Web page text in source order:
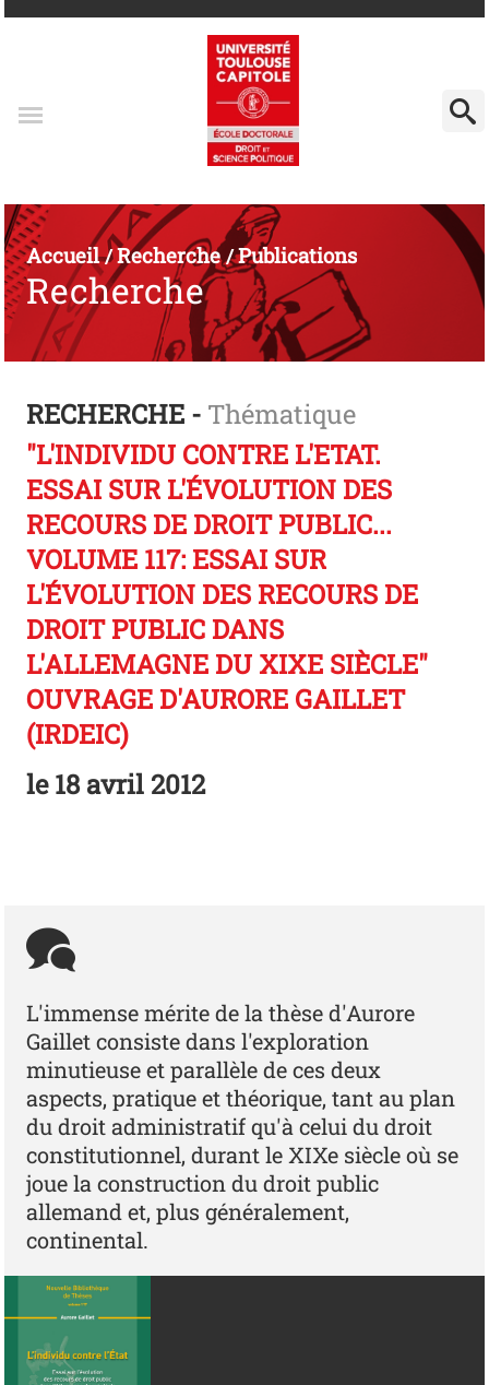
Accueil/Recherche/Publications
Recherche
RECHERCHE - Thématique
"L'INDIVIDU CONTRE L'ETAT.
ESSAI SUR L'ÉVOLUTION DES
RECOURS DE DROIT PUBLIC...
VOLUME 117: ESSAI SUR
L'ÉVOLUTION DES RECOURS DE
DROIT PUBLIC DANS
L'ALLEMAGNE DU XIXE SIÈCLE"
OUVRAGE D'AURORE GAILLET
(IRDEIC)
le18 avril 2012
L'immense mérite de la thèse d'Aurore
Gaillet consiste dans l'exploration
minutieuse et parallèle de ces deux
aspects, pratique et théorique, tant au plan
du droit administratif qu'à celui du droit
constitutionnel, durant le XIXe siècle où se
joue la construction du droit public
allemand et, plus généralement,
continental.